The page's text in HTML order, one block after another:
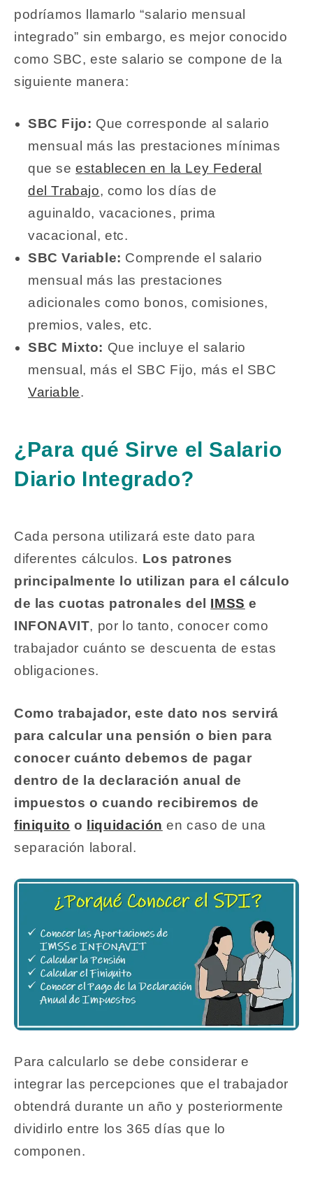
podríamos llamarlo “salario mensual
integrado” sin embargo, es mejor conocido
como SBC, este salario se compone de la
siguiente manera:
SBC Fijo: Que corresponde al salario
mensual más las prestaciones mínimas
que seestablecen en la Ley Federal
del Trabajo, como los días de
aguinaldo, vacaciones, prima
vacacional, etc.
SBC Variable: Comprende el salario
mensual más las prestaciones
adicionales como bonos, comisiones,
premios, vales, etc.
SBC Mixto: Que incluye el salario
mensual, más el SBC Fijo, más el SBC
Variable.
¿Para qué Sirve el Salario
Diario Integrado?
Cada persona utilizará este dato para
diferentes cálculos. Los patrones
principalmente lo utilizan para el cálculo
de las cuotas patronales del IMSS e
INFONAVIT, por lo tanto, conocer como
trabajador cuánto se descuenta de estas
obligaciones.
Como trabajador, este dato nos servirá
para calcular una pensión o bien para
conocer cuánto debemos de pagar
dentro de la declaración anual de
impuestos o cuando recibiremos de
finiquito o liquidación en caso de una
separación laboral.
Para calcularlo se debe considerar e
integrar las percepciones que el trabajador
obtendrá durante un año y posteriormente
dividirlo entre los 365 días que lo
componen.